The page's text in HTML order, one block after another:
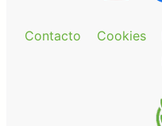
Contacto Cookies